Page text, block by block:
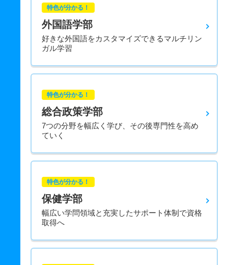
特色が分かる！
外国語学部
好きな外国語をカスタマイズできるマルチリン
ガル学習
特色が分かる！
総合政策学部
7つの分野を幅広く学び、その後専門性を高め
ていく
特色が分かる！
保健学部
幅広い学問領域と充実したサポート体制で資格
取得へ